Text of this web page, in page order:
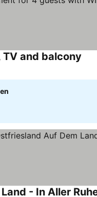
and balcony
- In Aller